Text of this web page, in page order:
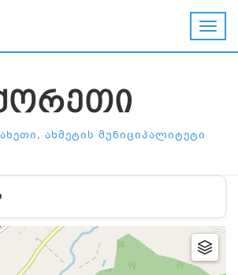
ᲐᲮᲛᲔᲢᲘᲡ ᲛᲣᲜᲘᲪᲘᲞᲐᲚᲘᲢᲔᲢᲘ